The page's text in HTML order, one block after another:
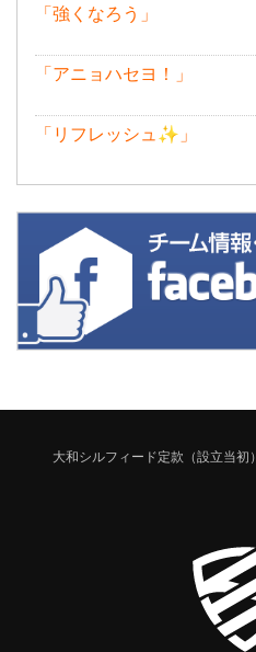
「強くなろう」
「アニョハセヨ！」
「リフレッシュ✨」
大和シルフィード定款（設立当初）